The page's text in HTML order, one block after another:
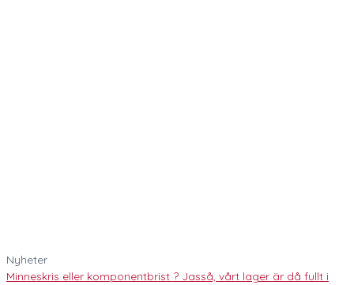
Nyheter
Minneskris eller komponentbrist ? Jasså, vårt lager är då fullt i